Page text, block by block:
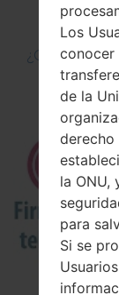
¿Cómo
Los
conocer
de la
derecho
la ONU,
para
Si se